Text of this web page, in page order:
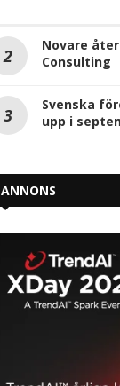
Novare
Consulting
Svenska
upp i
ANNONS